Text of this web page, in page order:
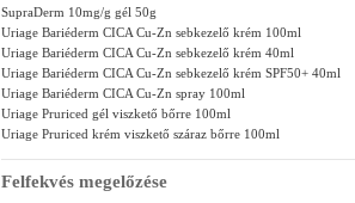
SupraDerm 10mg/g gél 50g
Uriage Bariéderm CICA Cu-Zn sebkezelő krém 100ml
Uriage Bariéderm CICA Cu-Zn sebkezelő krém 40ml
Uriage Bariéderm CICA Cu-Zn sebkezelő krém SPF50+ 40ml
Uriage Bariéderm CICA Cu-Zn spray 100ml
Uriage Pruriced gél viszkető bőrre 100ml
Uriage Pruriced krém viszkető száraz bőrre 100ml
Felfekvés megelőzése